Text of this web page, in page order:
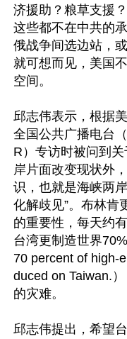
济援助？粮草支援
这些都不在中共的
俄战争间选边站，
就可想而见，美国
空间。
邱志伟表示，根据
全国公共广播电台
R）专访时被问到
岸片面改变现状外
识，也就是海峡两
化解歧见”。布林肯
的重要性，每天约
台湾更制造世界
70 percent of high-
duced on Taiwan.
的灾难。
邱志伟提出，希望